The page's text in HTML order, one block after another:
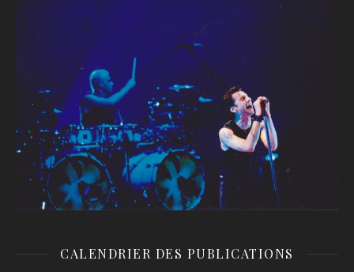
CALENDRIER DES PUBLICATIONS